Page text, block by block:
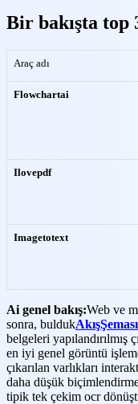
Bir bakışta top
Araç adı
Flowchartai
Ilovepdf
Imagetotext
Ai genel bakış:Web ve
sonra, bulduk
belgeleri yapılandırılmış
en iyi genel görüntü
çıkarılan varlıkları
daha düşük
tipik tek çekim ocr